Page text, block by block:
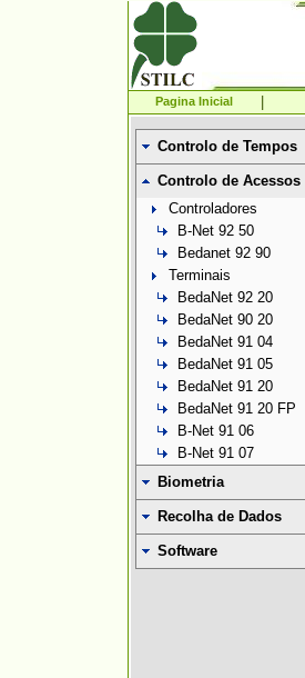
Pagina Inicial
Controlo de Tempos
Controlo de Acessos
Controladores
B-Net 92 50
Bedanet 92 90
Terminais
BedaNet 92 20
BedaNet 90 20
BedaNet 91 04
BedaNet 91 05
BedaNet 91 20
BedaNet 91 20 FP
B-Net 91 06
B-Net 91 07
Biometria
Recolha de Dados
Software